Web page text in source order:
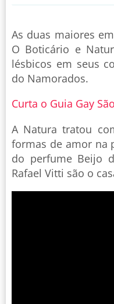
As duas maiores
O Boticário e
lésbicos em seus
do Namorados.
Curta o Guia Gay
A Natura tratou
formas de amor na
do perfume Beijo
Rafael Vitti são o